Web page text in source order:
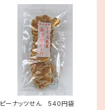
ピーナッツせん 540円袋